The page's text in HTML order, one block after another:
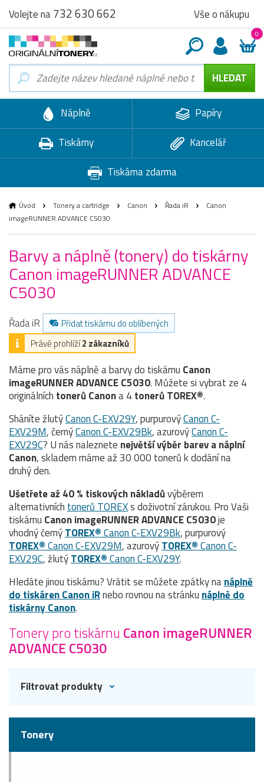
Volejte na732 630 662 Vše o nákupu
0
Náplně
Papíry
Tiskárny
Kancelář
Tiskárna zdarma
Úvod Tonery a cartridge Canon Řada iR
Canon
imageRUNNER ADVANCE C5030
Barvy a náplně (tonery) do tiskárny
Canon imageRUNNER ADVANCE
C5030
Řada iR
Přidat tiskárnu do oblíbených
Právě prohlíží2 zákazníků
Máme pro vás náplně a barvy do tiskárnu Canon
imageRUNNER ADVANCE C5030. Můžete si vybrat ze 4
originálních tonerůCanona 4 tonerů TOREX®.
Sháníte žlutýCanon C-EXV29Y, purpurovýCanon C-
EXV29M, černýCanon C-EXV29Bk, azurovýCanon C-
EXV29C? U nás naleznete největší výběr barev a náplní
Canon, skladem máme až 30 000 tonerů k dodání na
druhý den.
Ušetřete až 40 % tiskových nákladůvýběrem
alternativních tonerů TOREXs doživotní zárukou. Pro Vaši
tiskárnu Canon imageRUNNER ADVANCE C5030je
vhodný černýTOREX®Canon C-EXV29Bk, purpurový
TOREX®Canon C-EXV29M, azurovýTOREX®Canon C-
EXV29C, žlutýTOREX®Canon C-EXV29Y.
Hledáte jinou tiskárnu? Vrátit se můžete zpátky nanáplně
do tiskáren Canon iRnebo rovnou na stránku náplně do
tiskárny Canon.
Tonery pro tiskárnu Canon imageRUNNER
ADVANCE C5030
Filtrovat produkty
Tonery